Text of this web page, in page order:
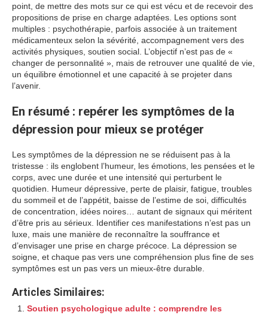
point, de mettre des mots sur ce qui est vécu et de recevoir des
propositions de prise en charge adaptées. Les options sont
multiples : psychothérapie, parfois associée à un traitement
médicamenteux selon la sévérité, accompagnement vers des
activités physiques, soutien social. L’objectif n’est pas de «
changer de personnalité », mais de retrouver une qualité de vie,
un équilibre émotionnel et une capacité à se projeter dans
l’avenir.
En résumé : repérer les symptômes de la
dépression pour mieux se protéger
Les symptômes de la dépression ne se réduisent pas à la
tristesse : ils englobent l’humeur, les émotions, les pensées et le
corps, avec une durée et une intensité qui perturbent le
quotidien. Humeur dépressive, perte de plaisir, fatigue, troubles
du sommeil et de l’appétit, baisse de l’estime de soi, difficultés
de concentration, idées noires… autant de signaux qui méritent
d’être pris au sérieux. Identifier ces manifestations n’est pas un
luxe, mais une manière de reconnaître la souffrance et
d’envisager une prise en charge précoce. La dépression se
soigne, et chaque pas vers une compréhension plus fine de ses
symptômes est un pas vers un mieux-être durable.
Articles Similaires:
Soutien psychologique adulte : comprendre les